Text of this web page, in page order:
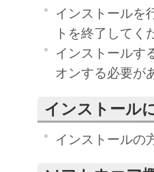
お客様は、「本
この契約に同意
お客様がこの契
ストールされず
１．使用許諾
インストールを
トを終了してく
インストールす
オンする必要が
インストール
インストールの